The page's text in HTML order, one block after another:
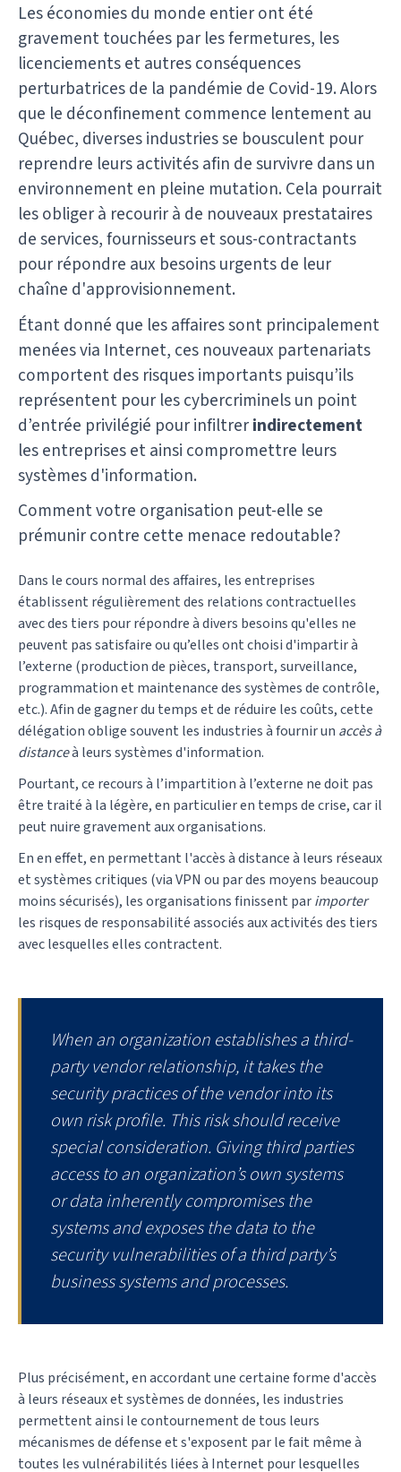
Les économies du monde entier ont été
gravement touchées par les fermetures, les
licenciements et autres conséquences
perturbatrices de la pandémie de Covid-19. Alors
que le déconfinement commence lentement au
Québec, diverses industries se bousculent pour
reprendre leurs activités afin de survivre dans un
environnement en pleine mutation. Cela pourrait
les obliger à recourir à de nouveaux prestataires
de services, fournisseurs et sous-contractants
pour répondre aux besoins urgents de leur
chaîne d'approvisionnement.
Étant donné que les affaires sont principalement
menées via Internet, ces nouveaux partenariats
comportent des risques importants puisqu’ils
représentent pour les cybercriminels un point
d’entrée privilégié pour infiltrerindirectement
les entreprises et ainsi compromettre leurs
systèmes d'information.
Comment votre organisation peut-elle se
prémunir contre cette menace redoutable?
Dans le cours normal des affaires, les entreprises
établissent régulièrement des relations contractuelles
avec des tiers pour répondre à divers besoins qu'elles ne
peuvent pas satisfaire ou qu’elles ont choisi d'impartir à
l’externe (production de pièces, transport, surveillance,
programmation et maintenance des systèmes de contrôle,
etc.). Afin de gagner du temps et de réduire les coûts, cette
délégation oblige souvent les industries à fournir un accès à
distanceà leurs systèmes d'information.
Pourtant, ce recours à l’impartition à l’externe ne doit pas
être traité à la légère, en particulier en temps de crise, car il
peut nuire gravement aux organisations.
En en effet, en permettant l'accès à distance à leurs réseaux
et systèmes critiques (via VPN ou par des moyens beaucoup
moins sécurisés), les organisations finissent parimporter
les risques de responsabilité associés aux activités des tiers
avec lesquelles elles contractent.
When an organization establishes a third-
party vendor relationship, it takes the
security practices of the vendor into its
own risk profile. This risk should receive
special consideration. Giving third parties
access to an organization’s own systems
or data inherently compromises the
systems and exposes the data to the
security vulnerabilities of a third party’s
business systems and processes.
Plus précisément, en accordant une certaine forme d'accès
à leurs réseaux et systèmes de données, les industries
permettent ainsi le contournement de tous leurs
mécanismes de défense et s'exposent par le fait même à
toutes les vulnérabilités liées à Internet pour lesquelles